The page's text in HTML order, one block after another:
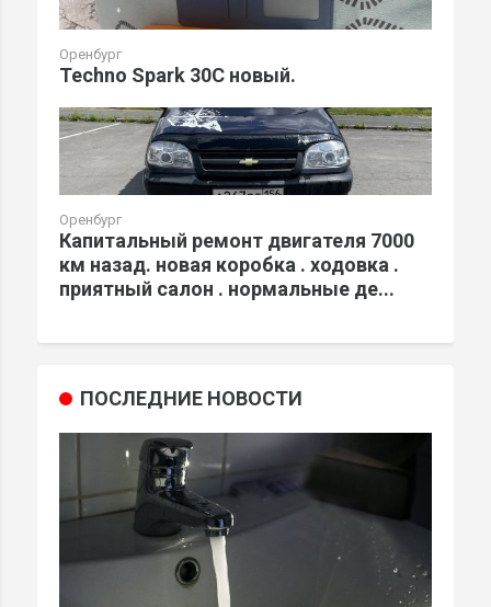
Оренбург
Techno Spark 30C новый.
Оренбург
Капитальный ремонт двигателя 7000
км назад. новая коробка . ходовка .
приятный салон . нормальные де...
ПОСЛЕДНИЕ НОВОСТИ